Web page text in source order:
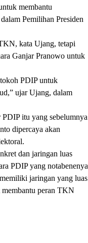
membantu
Pemilihan Presiden
kata Ujang, tetapi
Ganjar Pranowo untuk
PDIP untuk
ujar Ujang, dalam
itu yang sebelumnya
dipercaya akan
dan jaringan luas
PDIP yang notabenenya
jaringan yang luas
peran TKN